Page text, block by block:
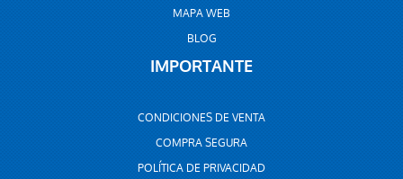
MAPA WEB
BLOG
IMPORTANTE
CONDICIONES DE VENTA
COMPRA SEGURA
POLÍTICA DE PRIVACIDAD